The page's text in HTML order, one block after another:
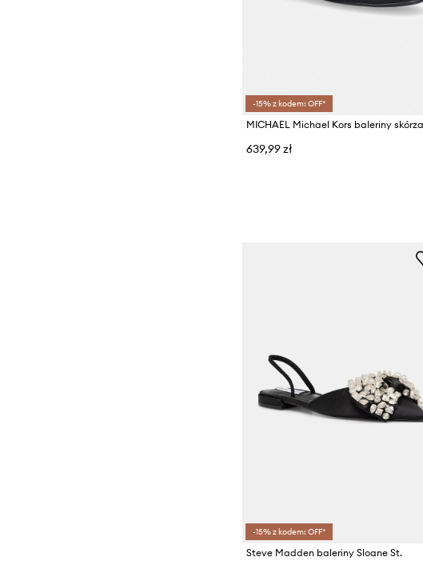
-15% z kodem: OFF*
639,99 zł
-15% z kodem: OFF*
Steve Madden baleriny Sloane St.